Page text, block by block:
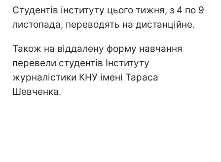
Студентів інституту цього тижня, з 4 по 9
листопада, переводять на дистанційне.
Також на віддалену форму навчання
перевели студентів Інституту
журналістики КНУ імені Тараса
Шевченка.